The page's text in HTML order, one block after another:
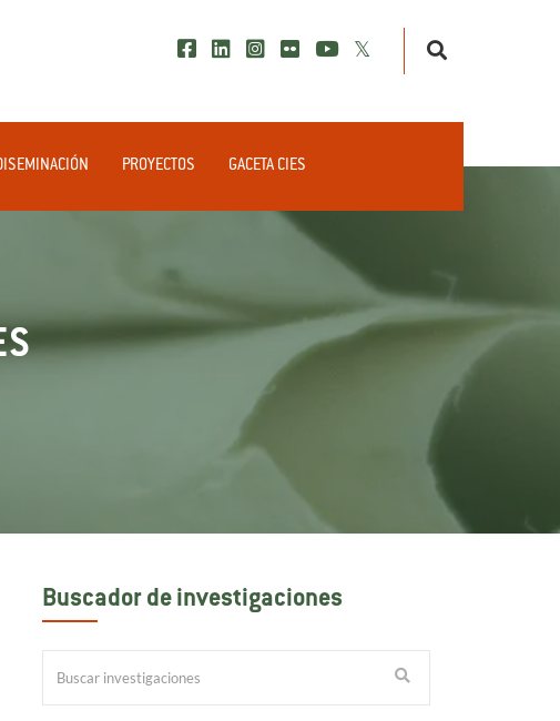
PROYECTOS GACETA CIES
Buscador de investigaciones